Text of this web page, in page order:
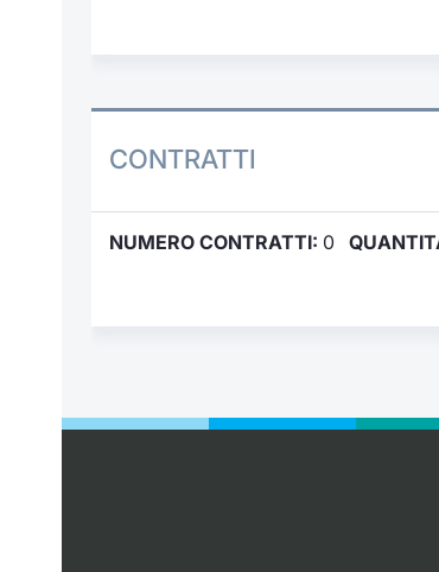
CONTRATTI
NUMERO CONTRATTI: 0